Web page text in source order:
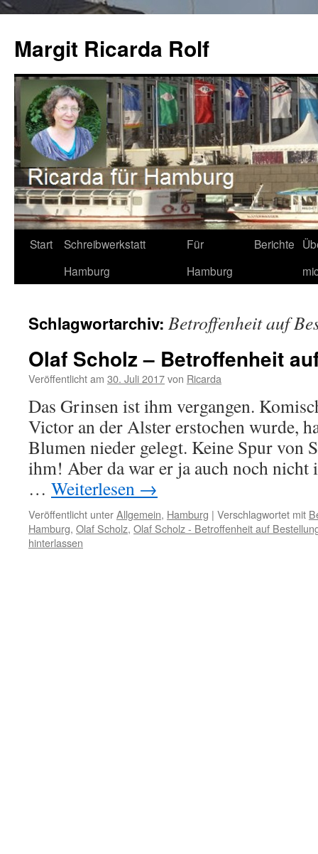
springen
Margit Ricarda Rolf
Start
Schreibwerkstatt
Hamburg
Für
Hamburg
Berichte
Schlagwortarchiv: Betroffenheit auf
Olaf Scholz – Betroffenheit
Veröffentlicht am 30. Juli 2017von Ricarda
Das Grinsen ist ihm vergangen.
Victor an der Alster erstochen wurde,
Blumen nieder gelegt. Keine Spur von
ihm! Aber da war er ja auch noch
… Weiterlesen →
Veröffentlicht unterAllgemein, Hamburg | Verschlagwortet mit
Hamburg, Olaf Scholz, Olaf Scholz - Betroffenheit auf
hinterlassen